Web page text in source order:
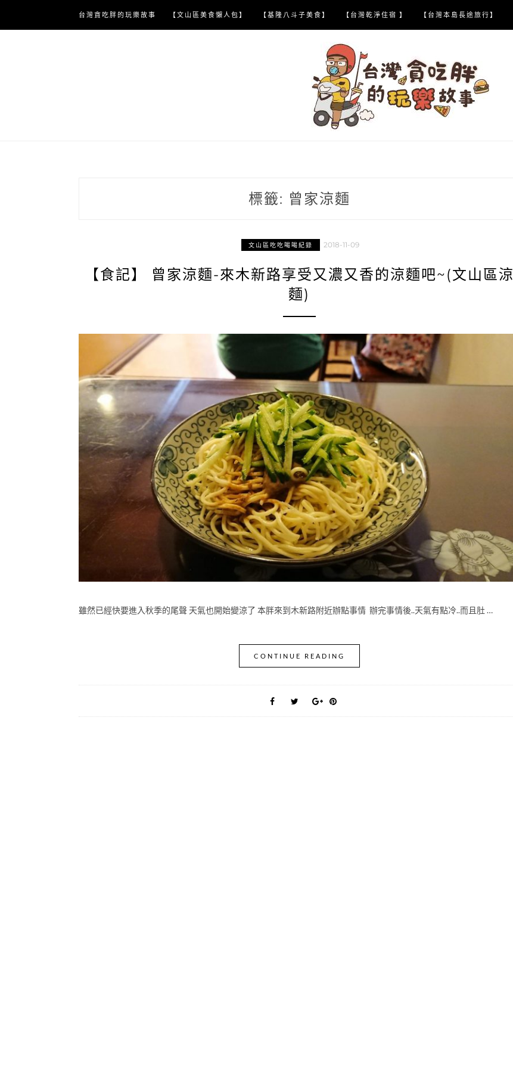
content
台灣貪吃胖的玩樂故事 【文山區美食懶人包】 【基隆八斗子美食】 【台灣乾淨住宿 】 【台灣本島長途旅行】
標籤: 曾家涼麵
文山區吃吃喝喝紀錄 2018-11-09
【食記】 曾家涼麵-來木新路享受又濃又香的涼麵吧~(文山區涼
麵)
雖然已經快要進入秋季的尾聲 天氣也開始變涼了 本胖來到木新路附近辦點事情 辦完事情後..天氣有點冷..而且肚 …
CONTINUE READING